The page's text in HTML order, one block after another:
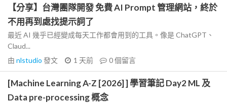
【分享】台灣團隊開發 免費 AI Prompt 管理網站，終於
不用再到處找提示詞了
最近 AI 幾乎已經變成每天工作都會用到的工具。像是 ChatGPT、
Claud...
由 nlstudio 發文 1 天前 0個留言
[Machine Learning A-Z [2026] ] 學習筆記 Day2 ML 及
Data pre-processing 概念